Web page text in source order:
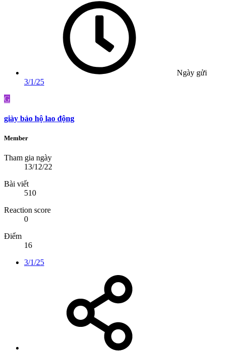
Ngày gửi
3/1/25
G
giày bảo hộ lao động
Member
Tham gia ngày
13/12/22
Bài viết
510
Reaction score
0
Điểm
16
3/1/25